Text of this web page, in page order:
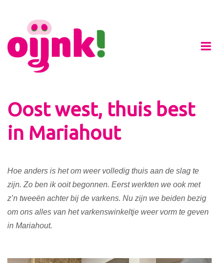
Oost west, thuis best
in Mariahout
Hoe anders is het om weer volledig thuis aan de slag te
zijn. Zo ben ik ooit begonnen. Eerst werkten we ook met
z’n tweeën achter bij de varkens. Nu zijn we beiden bezig
om ons alles van het varkenswinkeltje weer vorm te geven
in Mariahout.